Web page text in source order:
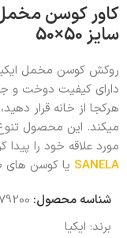
سایز 50×50
دارای کیفیت دوخت و
هرکجا از خانه قرار
میکند. این محصول تنوع
مورد علاقه خود را
SANELA یا کوسن
شناسه محصول:
برند: ایکیا